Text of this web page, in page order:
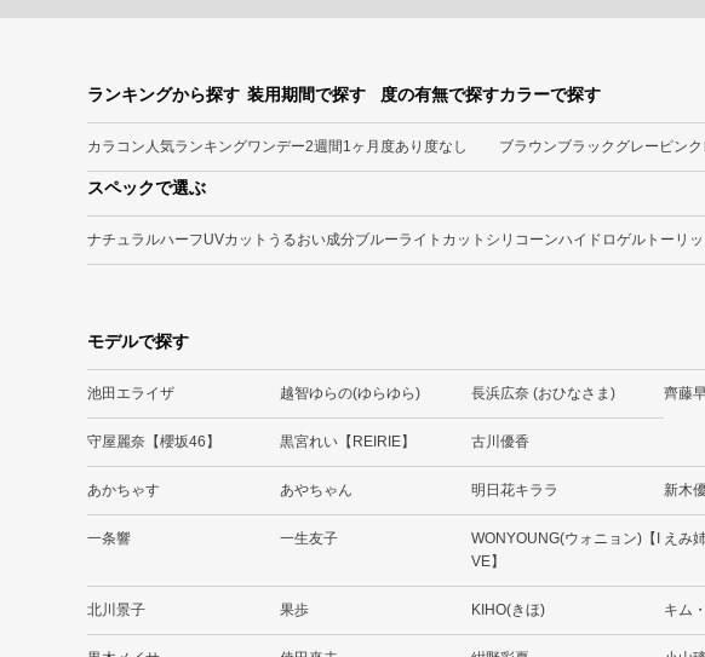
ランキングから探す
カラコン人気ランキング
装用期間で探す
ワンデー2週間 1ヶ月
度の有無で探す
度あり 度なし
カラーで探す
ブラウンブラック グレー ピンク
スペックで選ぶ
ナチュラルハーフUVカット うるおい成分ブルーライトカット シリコーンハイドロゲル トーリ
モデルで探す
池田エライザ 越智ゆらの(ゆらゆら) 長浜広奈 (おひなさま) 齊藤
守屋麗奈【櫻坂46】 黒宮れい【REIRIE】 古川優香
あかちゃす あやちゃん 明日花キララ 新木
一条響 一生友子
WONYOUNG(ウォニョン)【I
VE】
えみ
北川景子 果歩 KIHO(きほ) キム